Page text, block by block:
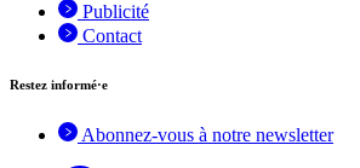
Publicité
Contact
Restez informé·e
Abonnez-vous à notre newsletter